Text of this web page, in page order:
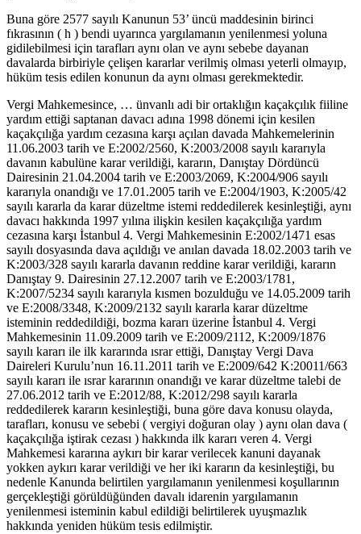
Buna göre 2577 sayılı Kanunun 53’ üncü maddesinin birinci
fıkrasının ( h ) bendi uyarınca yargılamanın yenilenmesi yoluna
gidilebilmesi için tarafları aynı olan ve aynı sebebe dayanan
davalarda birbiriyle çelişen kararlar verilmiş olması yeterli olmayıp,
hüküm tesis edilen konunun da aynı olması gerekmektedir.
Vergi Mahkemesince, … ünvanlı adi bir ortaklığın kaçakçılık fiiline
yardım ettiği saptanan davacı adına 1998 dönemi için kesilen
kaçakçılığa yardım cezasına karşı açılan davada Mahkemelerinin
11.06.2003 tarih ve E:2002/2560, K:2003/2008 sayılı kararıyla
davanın kabulüne karar verildiği, kararın, Danıştay Dördüncü
Dairesinin 21.04.2004 tarih ve E:2003/2069, K:2004/906 sayılı
kararıyla onandığı ve 17.01.2005 tarih ve E:2004/1903, K:2005/42
sayılı kararla da karar düzeltme istemi reddedilerek kesinleştiği, aynı
davacı hakkında 1997 yılına ilişkin kesilen kaçakçılığa yardım
cezasına karşı İstanbul 4. Vergi Mahkemesinin E:2002/1471 esas
sayılı dosyasında dava açıldığı ve anılan davada 18.02.2003 tarih ve
K:2003/328 sayılı kararla davanın reddine karar verildiği, kararın
Danıştay 9. Dairesinin 27.12.2007 tarih ve E:2003/1781,
K:2007/5234 sayılı kararıyla kısmen bozulduğu ve 14.05.2009 tarih
ve E:2008/3348, K:2009/2132 sayılı kararla karar düzeltme
isteminin reddedildiği, bozma kararı üzerine İstanbul 4. Vergi
Mahkemesinin 11.09.2009 tarih ve E:2009/2112, K:2009/1876
sayılı kararı ile ilk kararında ısrar ettiği, Danıştay Vergi Dava
Daireleri Kurulu’nun 16.11.2011 tarih ve E:2009/642 K:20011/663
sayılı kararı ile ısrar kararının onandığı ve karar düzeltme talebi de
27.06.2012 tarih ve E:2012/88, K:2012/298 sayılı kararla
reddedilerek kararın kesinleştiği, buna göre dava konusu olayda,
tarafları, konusu ve sebebi ( vergiyi doğuran olay ) aynı olan dava (
kaçakçılığa iştirak cezası ) hakkında ilk kararı veren 4. Vergi
Mahkemesi kararına aykırı bir karar verilecek kanuni dayanak
yokken aykırı karar verildiği ve her iki kararın da kesinleştiği, bu
nedenle Kanunda belirtilen yargılamanın yenilenmesi koşullarının
gerçekleştiği görüldüğünden davalı idarenin yargılamanın
yenilenmesi isteminin kabul edildiği belirtilerek uyuşmazlık
hakkında yeniden hüküm tesis edilmiştir.